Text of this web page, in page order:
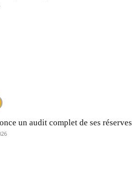
un audit complet de ses réserves